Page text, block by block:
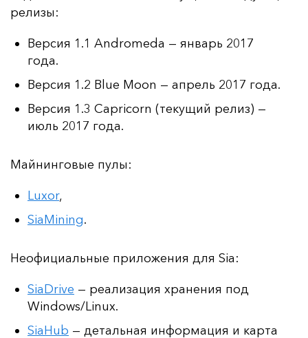
ре­ли­зы:
Версия 1.1 Andromeda — январь 2017
года.
Версия 1.2 Blue Moon — апрель 2017 года.
Версия 1.3 Capricorn (текущий релиз) —
июль 2017 года.
Май­нин­го­вые пу­лы:
Luxor,
SiaMining.
Не­офи­ци­аль­ные при­ло­же­ния для Sia:
SiaDrive — реализация хранения под
Windows/Linux.
SiaHub — детальная информация и карта